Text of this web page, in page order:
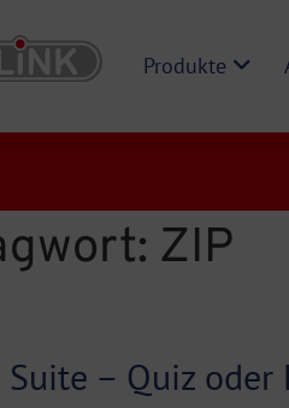
Produkte
ZIP
– Quiz